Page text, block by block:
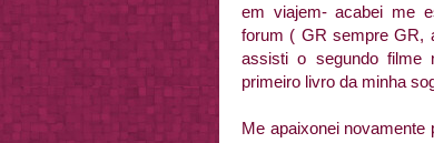
em viajem- acabei me
forum ( GR sempre GR,
assisti o segundo filme
primeiro livro da minha
Me apaixonei